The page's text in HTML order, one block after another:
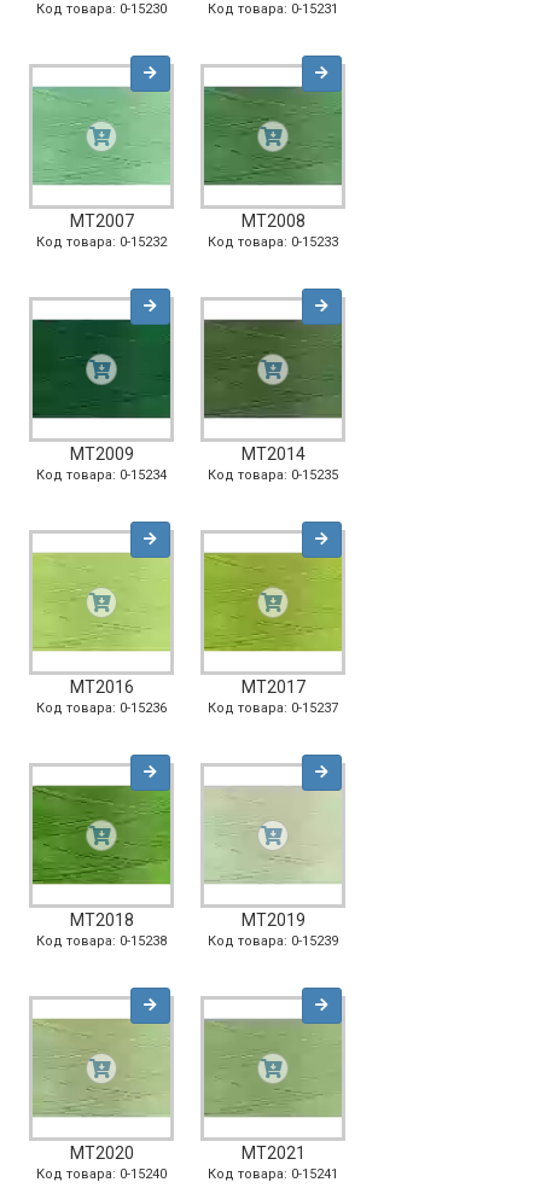
Код товара: 0-15230 Код товара: 0-15231
MT2007
Код товара: 0-15232
MT2008
Код товара: 0-15233
MT2009
Код товара: 0-15234
MT2014
Код товара: 0-15235
MT2016
Код товара: 0-15236
MT2017
Код товара: 0-15237
MT2018
Код товара: 0-15238
MT2019
Код товара: 0-15239
MT2020
Код товара: 0-15240
MT2021
Код товара: 0-15241